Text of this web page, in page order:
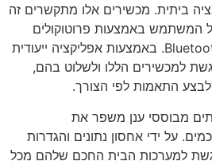
ביתית. מכשירים אלו מתקשרים זה
המשתמש באמצעות פרוטוקולים
אלחוטיים כמו Wi-Fi או Bluetooth. באמצעות אפליקציה ייעודית
למכשירים הללו ולשלוט בהם,
התאמות לפי הצורך.
מבוססי ענן משפר את
על ידי אחסון נתונים והגדרות
למערכות הבית החכם שלהם מכל